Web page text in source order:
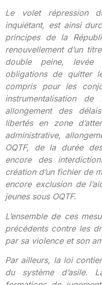
Le volet répression
inquiétant, est ainsi
principes de la
renouvellement d’un
double peine, levée
obligations de quitter
compris pour les
instrumentalisation
allongement des
libertés en zone
administrative,
OQTF, de la durée
encore des
création d’un fichier de
encore exclusion de
jeunes sous OQTF.
L’ensemble de ces
précédents contre les
par sa violence et son
Par ailleurs, la loi
du système d’asile.